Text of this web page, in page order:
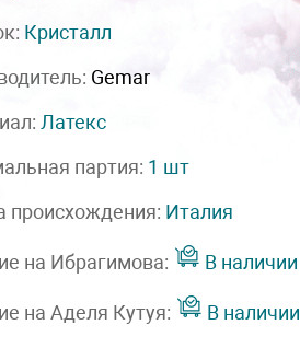
Кристалл
Gemar
Латекс
партия: 1 шт
происхождения: Италия
на Ибрагимова: В наличии
на Аделя Кутуя: В наличии